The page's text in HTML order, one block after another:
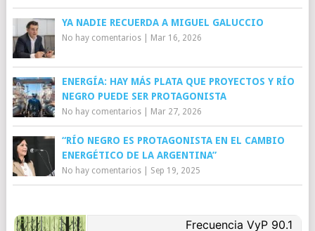
YA NADIE RECUERDA A MIGUEL GALUCCIO
No hay comentarios| Mar 16, 2026
ENERGÍA: HAY MÁS PLATA QUE PROYECTOS Y RÍO
NEGRO PUEDE SER PROTAGONISTA
No hay comentarios| Mar 27, 2026
“RÍO NEGRO ES PROTAGONISTA EN EL CAMBIO
ENERGÉTICO DE LA ARGENTINA”
No hay comentarios| Sep 19, 2025